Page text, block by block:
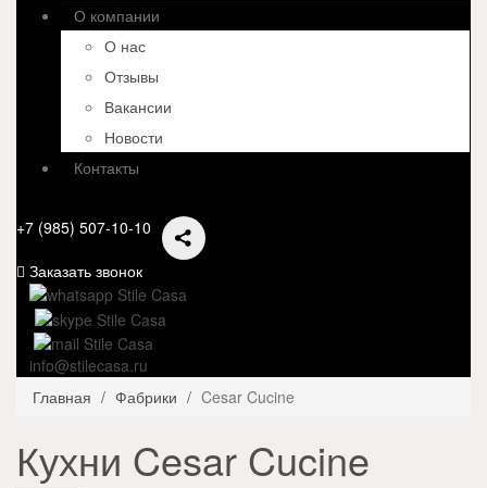
О компании
О нас
Отзывы
Вакансии
Новости
Контакты
+7 (985) 507-10-10
Заказать звонок
info@stilecasa.ru
Главная
Фабрики Cesar Cucine
Кухни Cesar Cucine